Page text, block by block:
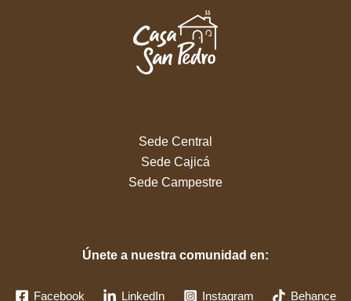
Sede Central
Sede Cajicá
Sede Campestre
Únete a nuestra comunidad en:
Facebook LinkedIn Instagram Behance